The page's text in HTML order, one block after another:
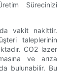
Sürecinizi
vakit nakittir.
taleplerinin
CO2 lazer
ve arıza
bulunabilir. Bu